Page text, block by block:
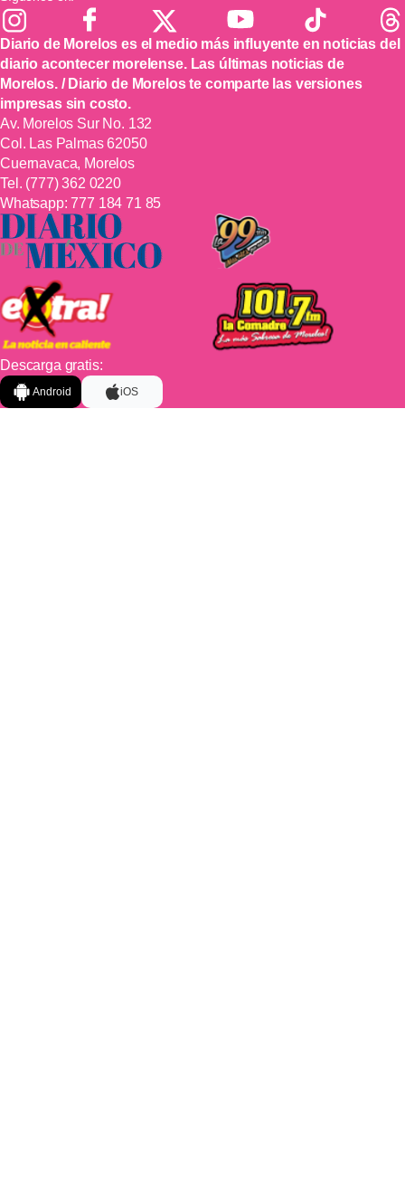
Diario de Morelos es el medio más influyente en noticias del
diario acontecer morelense. Las últimas noticias de
Morelos. / Diario de Morelos te comparte las versiones
impresas sin costo.
Av. Morelos Sur No. 132
Col. Las Palmas 62050
Cuernavaca, Morelos
Tel. (777) 362 0220
Whatsapp:777 184 71 85
Descarga gratis:
Android iOS